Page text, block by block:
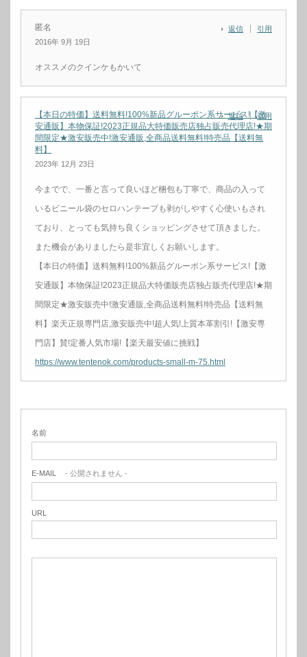
匿名
2016年 9月 19日
返信 引用
オススメのクインケもかいて
【本日の特価】送料無料!100%新品グルーポン系サービス!【激
安通販】本物保証!2023正規品大特価販売店独占販売代理店!★期
間限定★激安販売中!激安通販,全商品送料無料!特売品【送料無
料】
2023年 12月 23日
返信 引用
今までで、一番と言って良いほど梱包も丁寧で、商品の入って
いるビニール袋のセロハンテープも剥がしやすく心使いもされ
ており、とっても気持ち良くショッピングさせて頂きました。
また機会がありましたら是非宜しくお願いします。
【本日の特価】送料無料!100%新品グルーポン系サービス!【激
安通販】本物保証!2023正規品大特価販売店独占販売代理店!★期
間限定★激安販売中!激安通販,全商品送料無料!特売品【送料無
料】楽天正規専門店,激安販売中!超人気!上質本革割引!【激安専
門店】賛!定番人気市場!【楽天最安値に挑戦】
https://www.tentenok.com/products-small-m-75.html
名前
E-MAIL - 公開されません -
URL